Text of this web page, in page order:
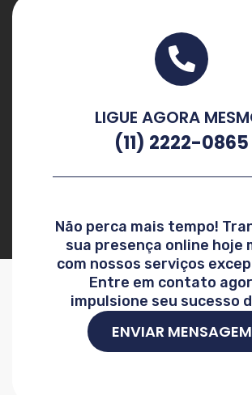
LIGUE AGORA
(11) 2222-0865
Não perca mais tempo!
sua presença online hoje
com nossos serviços
Entre em contato
impulsione seu sucesso
ENVIAR MENSAGEM